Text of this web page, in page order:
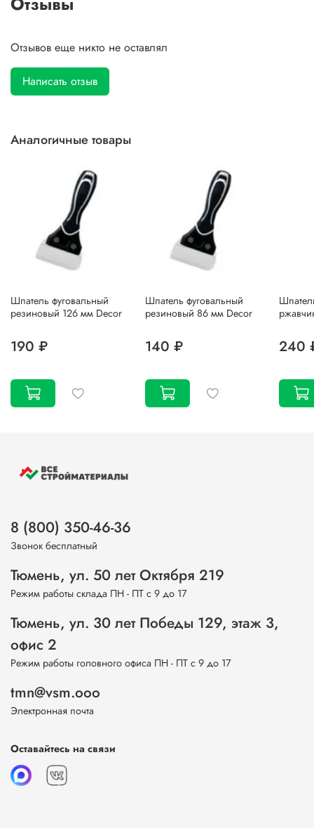
Отзывов еще никто не оставлял
Написать отзыв
Аналогичные товары
Шпатель фуговальный
резиновый 126 мм Decor
190 ₽
Шпатель фуговальный
резиновый 86 мм Decor
140 ₽ 240
8 (800) 350-46-36
Звонок бесплатный
Тюмень, ул. 50 лет Октября 219
Режим работы склада ПН - ПТ с 9 до 17
Тюмень, ул. 30 лет Победы 129, этаж 3,
офис 2
Режим работы головного офиса ПН - ПТ с 9 до 17
tmn@vsm.ooo
Электронная почта
Оставайтесь на связи